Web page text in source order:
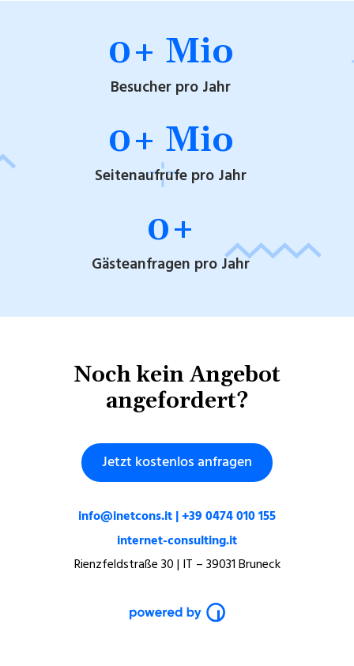
Besucher pro Jahr
0+ Mio
Seitenaufrufe pro Jahr
0+ Mio
Gästeanfragen pro Jahr
0+
Noch kein Angebot
angefordert?
Jetzt kostenlos anfragen
info@inetcons.it | +39 0474 010 155
internet-consulting.it
Rienzfeldstraße 30 | IT – 39031 Bruneck